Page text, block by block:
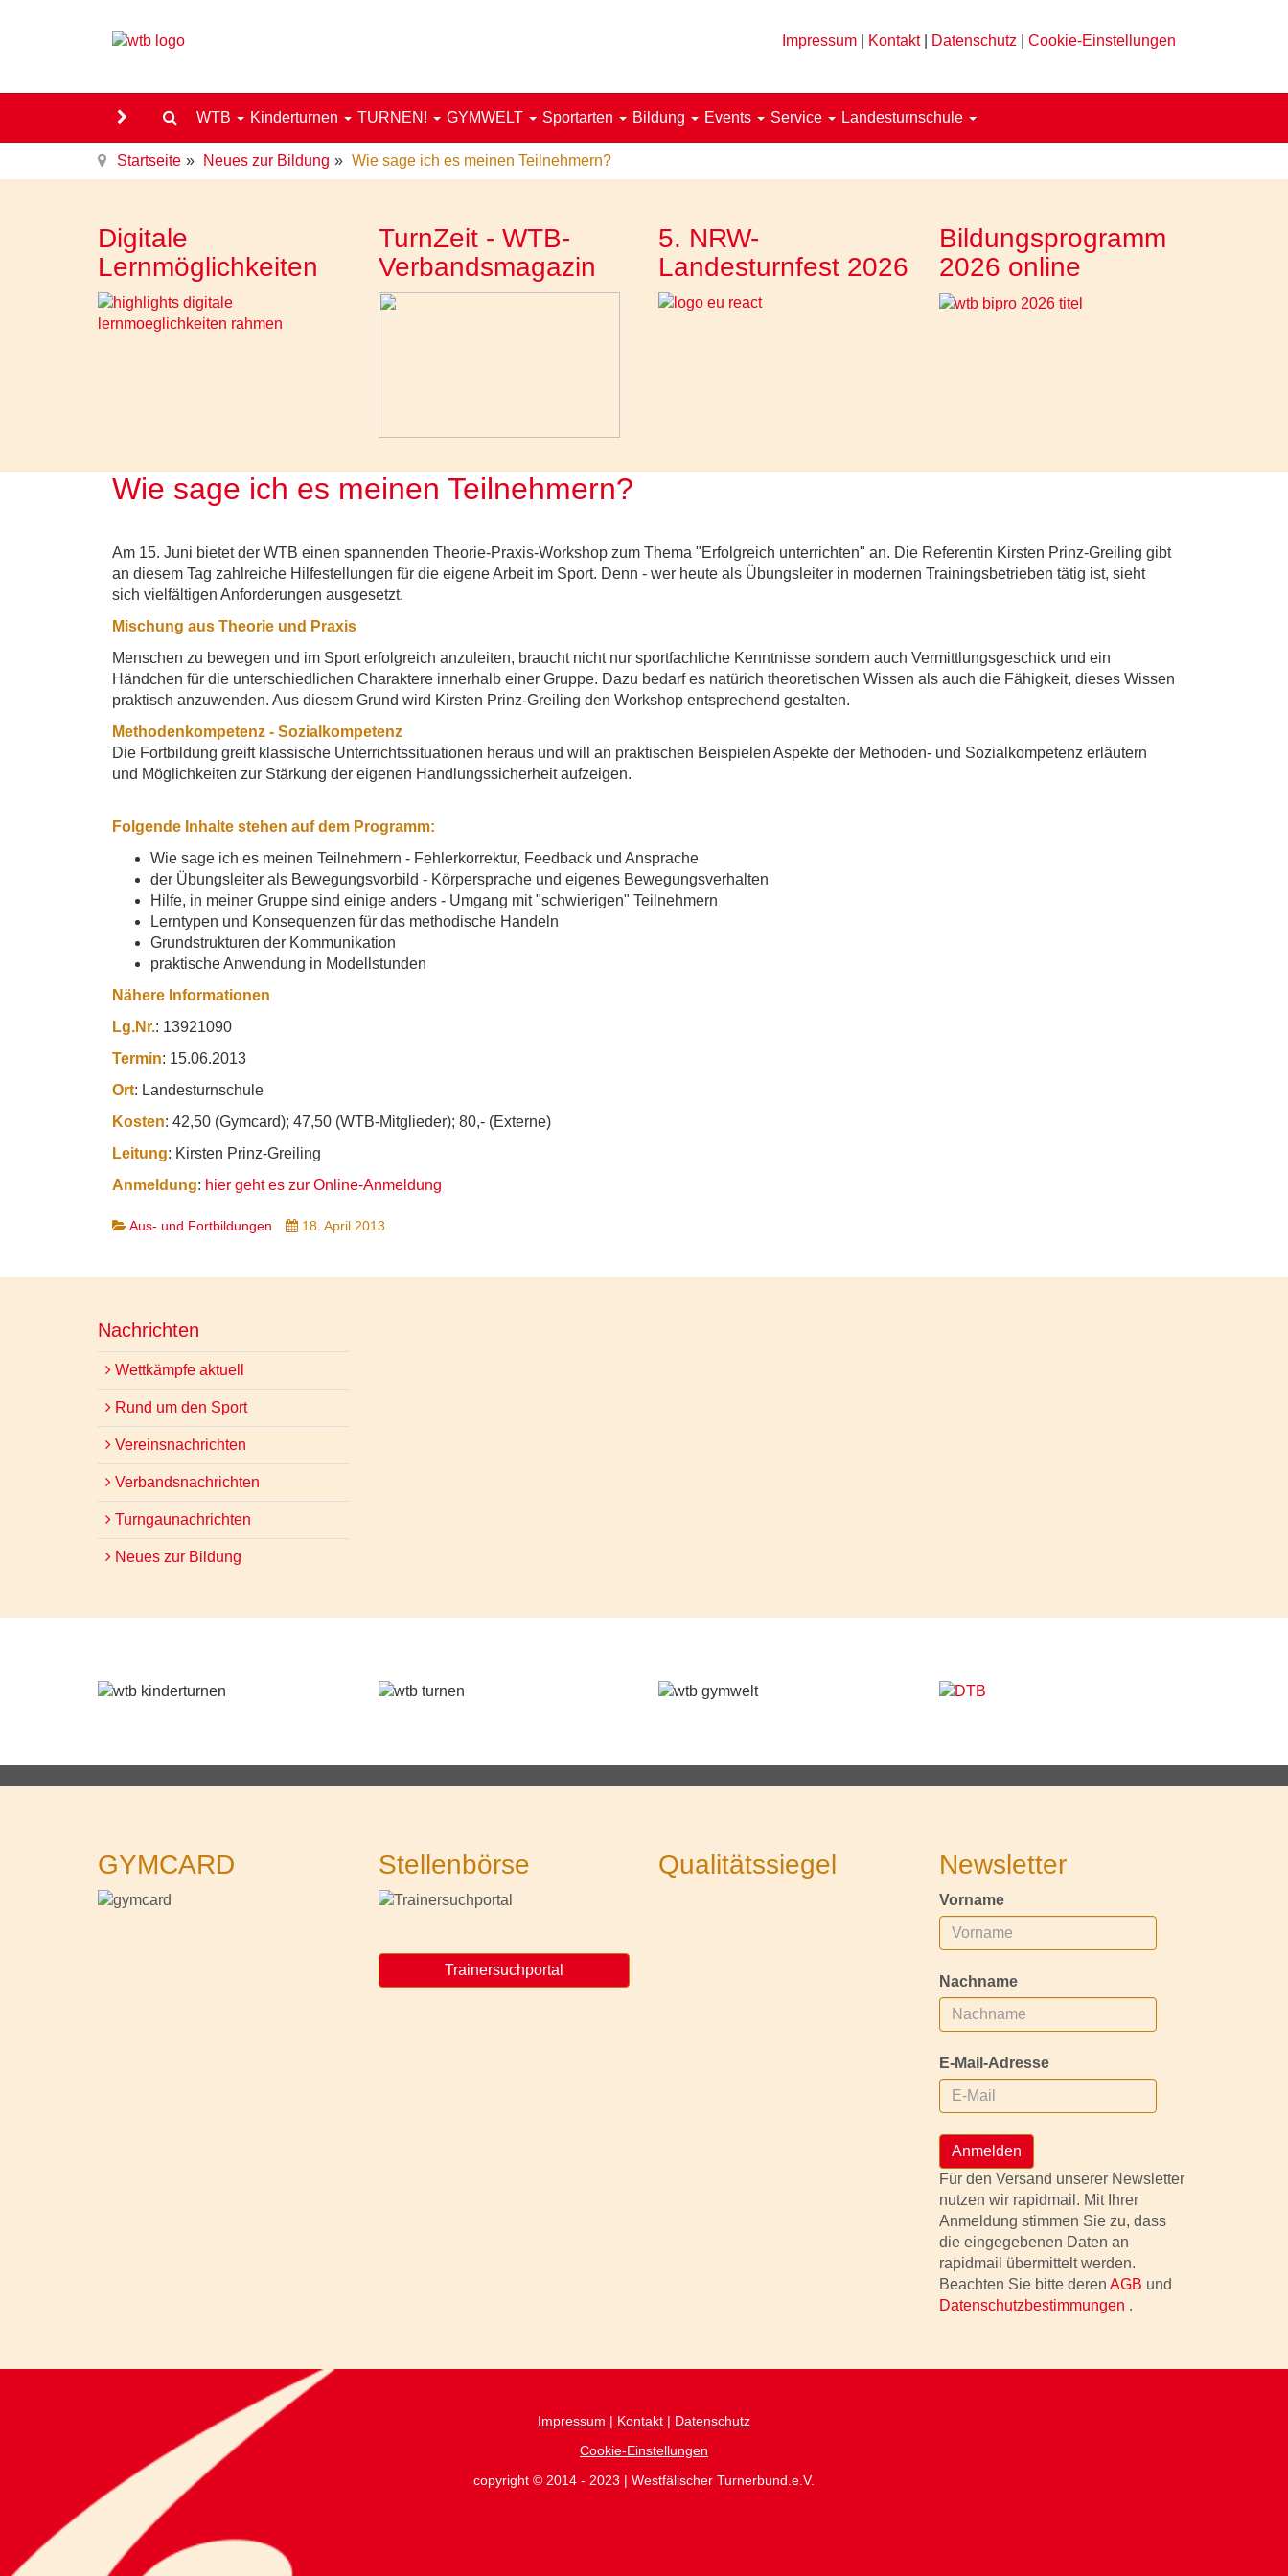
Impressum Kontakt| Datenschutz Cookie-Einstellungen
WTB Kinderturnen TURNEN! GYMWELT Sportarten Bildung Events Service Landesturnschule
Startseite Neues zur Bildung Wie sage ich es meinen Teilnehmern?
Digitale
Lernmöglichkeiten
TurnZeit - WTB-
Verbandsmagazin
5. NRW-
Landesturnfest 2026
Bildungsprogramm
2026 online
Wie sage ich es meinen Teilnehmern?
Am 15. Juni bietet der WTB einen spannenden Theorie-Praxis-Workshop zum Thema "Erfolgreich unterrichten" an. Die Referentin Kirsten Prinz-Greiling gibt
an diesem Tag zahlreiche Hilfestellungen für die eigene Arbeit im Sport. Denn - wer heute als Übungsleiter in modernen Trainingsbetrieben tätig ist, sieht
sich vielfältigen Anforderungen ausgesetzt.
Mischung aus Theorie und Praxis
Menschen zu bewegen und im Sport erfolgreich anzuleiten, braucht nicht nur sportfachliche Kenntnisse sondern auch Vermittlungsgeschick und ein
Händchen für die unterschiedlichen Charaktere innerhalb einer Gruppe. Dazu bedarf es natürich theoretischen Wissen als auch die Fähigkeit, dieses Wissen
praktisch anzuwenden. Aus diesem Grund wird Kirsten Prinz-Greiling den Workshop entsprechend gestalten.
Methodenkompetenz - Sozialkompetenz
Die Fortbildung greift klassische Unterrichtssituationen heraus und will an praktischen Beispielen Aspekte der Methoden- und Sozialkompetenz erläutern
und Möglichkeiten zur Stärkung der eigenen Handlungssicherheit aufzeigen.
Folgende Inhalte stehen auf dem Programm:
Wie sage ich es meinen Teilnehmern - Fehlerkorrektur, Feedback und Ansprache
der Übungsleiter als Bewegungsvorbild - Körpersprache und eigenes Bewegungsverhalten
Hilfe, in meiner Gruppe sind einige anders - Umgang mit "schwierigen" Teilnehmern
Lerntypen und Konsequenzen für das methodische Handeln
Grundstrukturen der Kommunikation
praktische Anwendung in Modellstunden
Nähere Informationen
Lg.Nr.: 13921090
Termin: 15.06.2013
Ort: Landesturnschule
Kosten: 42,50 (Gymcard); 47,50 (WTB-Mitglieder); 80,- (Externe)
Leitung: Kirsten Prinz-Greiling
Anmeldung: hier geht es zur Online-Anmeldung
Aus- und Fortbildungen 18. April 2013
Nachrichten
Wettkämpfe aktuell
Rund um den Sport
Vereinsnachrichten
Verbandsnachrichten
Turngaunachrichten
Neues zur Bildung
GYMCARD Stellenbörse
Trainersuchportal
Qualitätssiegel Newsletter
Vorname
Nachname
E-Mail-Adresse
Anmelden
Für den Versand unserer Newsletter
nutzen wir rapidmail. Mit Ihrer
Anmeldung stimmen Sie zu, dass
die eingegebenen Daten an
rapidmail übermittelt werden.
Beachten Sie bitte deren AGB und
Datenschutzbestimmungen .
Impressum | Kontakt | Datenschutz
Cookie-Einstellungen
copyright © 2014 - 2023 | Westfälischer Turnerbund.e.V.